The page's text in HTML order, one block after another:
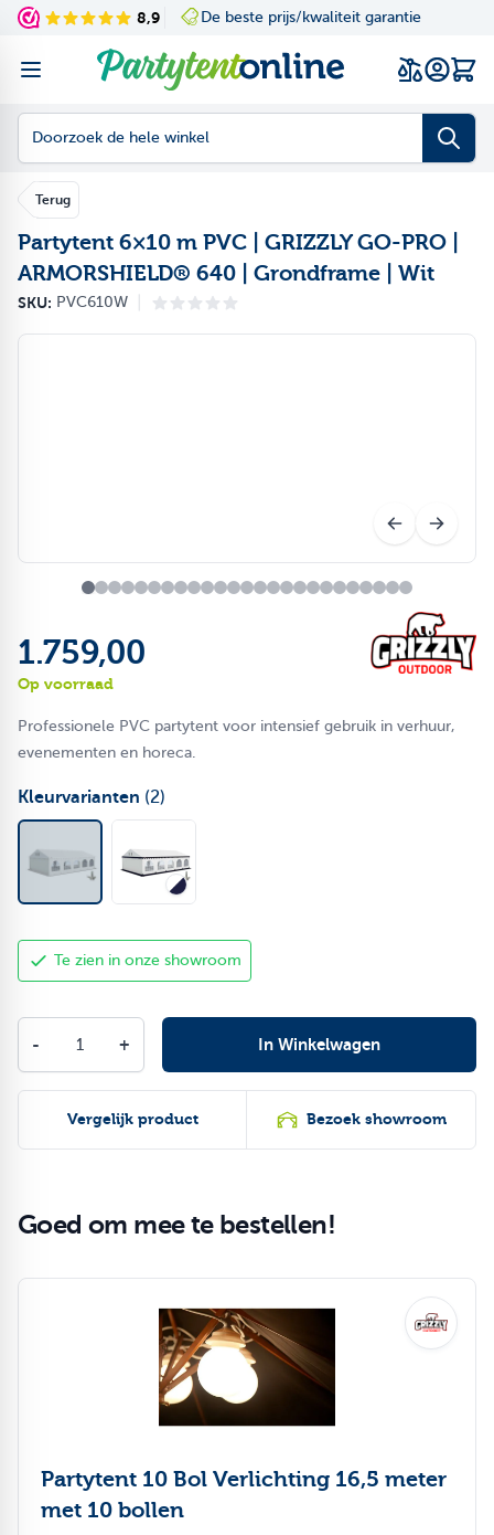
Ga naar de inhoud8,9 Navigating through
Press to skip the
De beste prijs/kwaliteit garantie
Terug
Partytent 6×10 m PVC | GRIZZLY GO-PRO |
ARMORSHIELD® 640 | Grondframe | Wit
SKU: PVC610W
1.759,00
Op voorraad
Professionele PVC partytent voor intensief gebruik in verhuur,
evenementen en horeca.
Kleurvarianten (2)
Te zien in onze showroom
- + In Winkelwagen
Vergelijk product Bezoek showroom
Goed om mee te bestellen!
Druk om carrousel over te slaan
Partytent 10 Bol Verlichting 16,5 meter
met 10 bollen